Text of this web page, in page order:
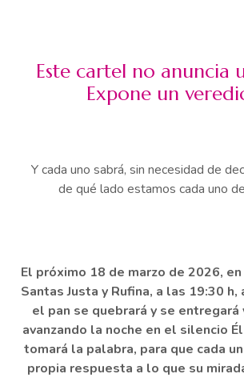
Este cartel no anuncia
Expone un
Y cada uno sabrá, sin necesidad de
de qué lado estamos cada uno
El próximo 18 de marzo de 2026,
Santas Justa y Rufina, a las 19:30
el pan se quebrará y se entregará
avanzando la noche en el silencio
tomará la palabra, para que cada
propia respuesta a lo que su